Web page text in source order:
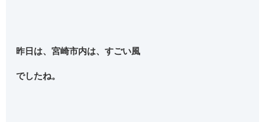
昨日は、宮崎市内は、すごい風
でしたね。